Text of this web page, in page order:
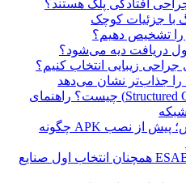
افتادگی پلک هستند؟
با جزئیات کوچک
را تشخیص دهیم؟
دریافت دیه می‌شود؟
زیبایی انتخاب کنیم؟
شبکه ساختاریافته (Structured Cabling) چیست؟ راهنمای
اثر انگشت یک فایل ناشناس؛ پیش از نصب APK چگونه
چرا محصولات جوشکاری ESAB همچنان انتخاب اول صنایع